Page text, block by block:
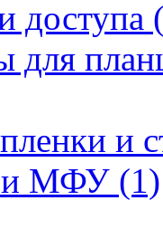
доступа
для
и
и МФУ (1)